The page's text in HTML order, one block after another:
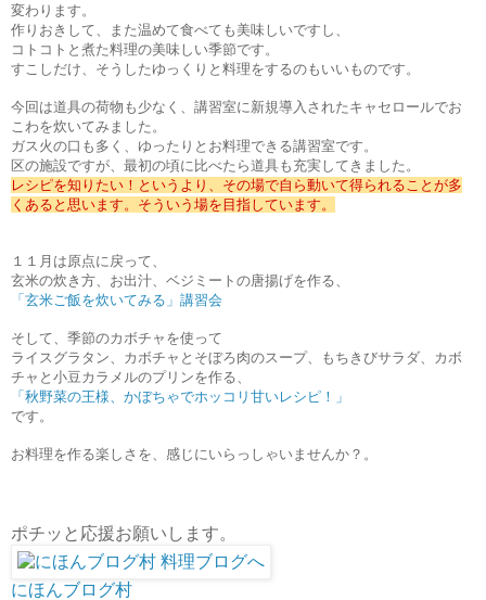
変わります。
作りおきして、また温めて食べても美味しいですし、
コトコトと煮た料理の美味しい季節です。
すこしだけ、そうしたゆっくりと料理をするのもいいものです。
今回は道具の荷物も少なく、講習室に新規導入されたキャセロールでお
こわを炊いてみました。
ガス火の口も多く、ゆったりとお料理できる講習室です。
区の施設ですが、最初の頃に比べたら道具も充実してきました。
レシピを知りたい！というより、その場で自ら動いて得られることが多
くあると思います。そういう場を目指しています。
１１月は原点に戻って、
玄米の炊き方、お出汁、ベジミートの唐揚げを作る、
「玄米ご飯を炊いてみる」講習会
そして、季節のカボチャを使って
ライスグラタン、カボチャとそぼろ肉のスープ、もちきびサラダ、カボ
チャと小豆カラメルのプリンを作る、
「秋野菜の王様、かぼちゃでホッコリ甘いレシピ！」
です。
お料理を作る楽しさを、感じにいらっしゃいませんか？。
ポチッと応援お願いします。
にほんブログ村